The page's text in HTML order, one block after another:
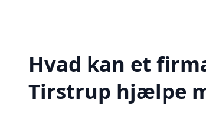
Hvad kan et
Tirstrup hjælpe